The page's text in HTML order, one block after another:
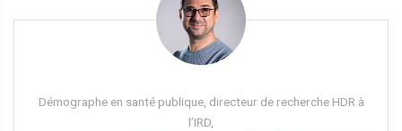
Démographe en santé publique, directeur de recherche HDR à
l’IRD,